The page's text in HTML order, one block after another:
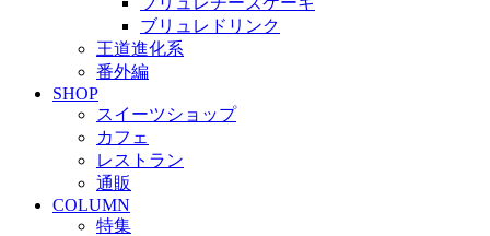
ブリュレドリンク
王道進化系
番外編
SHOP
スイーツショップ
カフェ
レストラン
通販
COLUMN
特集